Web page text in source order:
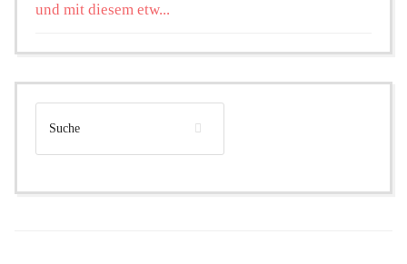
und mit diesem etw...